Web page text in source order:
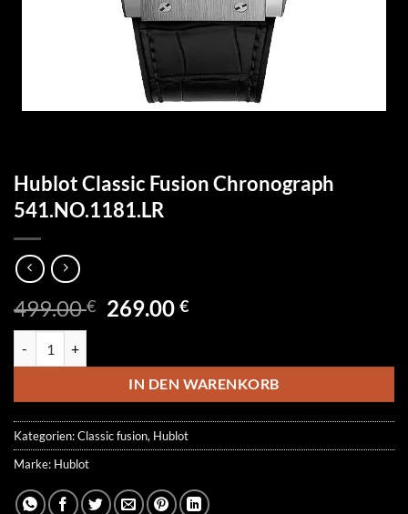
Hublot Classic Fusion Chronograph
541.NO.1181.LR
499.00€ Ursprünglicher
499.00 €
269.00€Aktueller
269.00 €.
IN DEN WARENKORB
Kategorien:Classic fusion, Hublot
Marke: Hublot